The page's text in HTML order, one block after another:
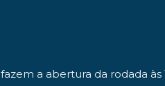
fazem a abertura da rodada às